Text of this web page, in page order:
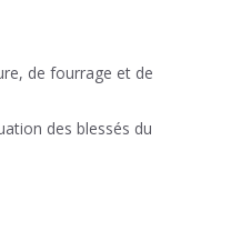
de fourrage et de
des blessés du